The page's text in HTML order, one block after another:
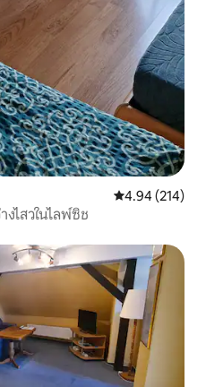
คะแนนเฉลี่ย
4.94 (214)
ไสวในไลพ์ซิช